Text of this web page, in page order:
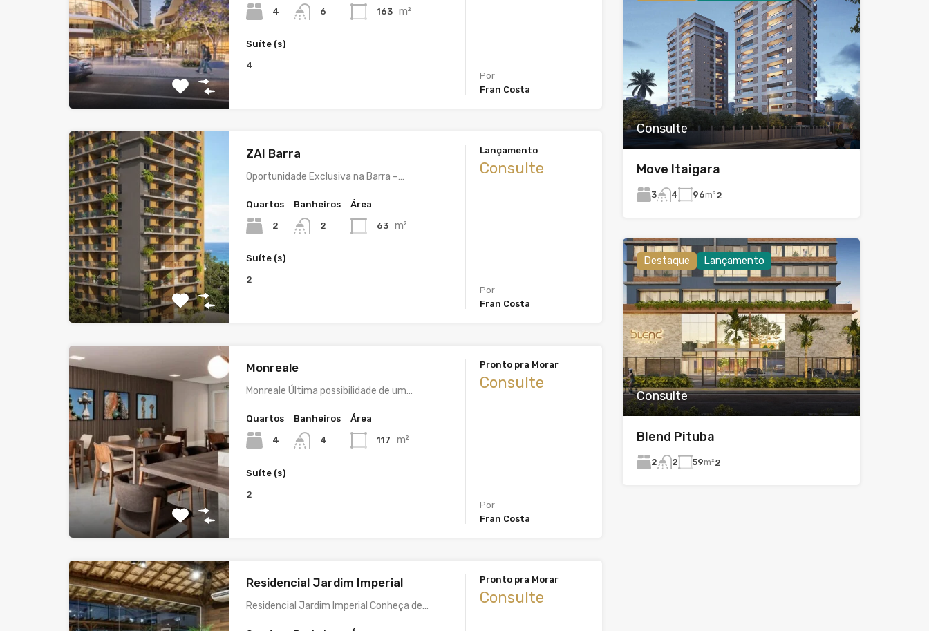
4 6 163 m²
Suíte (s)
4
Por
Fran Costa
ZAI Barra
Oportunidade Exclusiva na Barra –…
Quartos
2
Banheiros
2
Área
63 m²
Suíte (s)
2
Lançamento
Consulte
Por
Fran Costa
Monreale
Monreale Última possibilidade de um…
Quartos
4
Banheiros
4
Área
117 m²
Suíte (s)
2
Pronto pra Morar
Consulte
Por
Fran Costa
Residencial Jardim Imperial
Residencial Jardim Imperial Conheça de…
Pronto pra Morar
Consulte
Consulte
Move Itaigara
3 4 96m²2
Destaque Lançamento
Consulte
Blend Pituba
2 2 59m²2